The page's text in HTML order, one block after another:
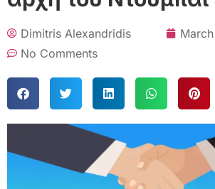
Dimitris Alexandridis
No Comments